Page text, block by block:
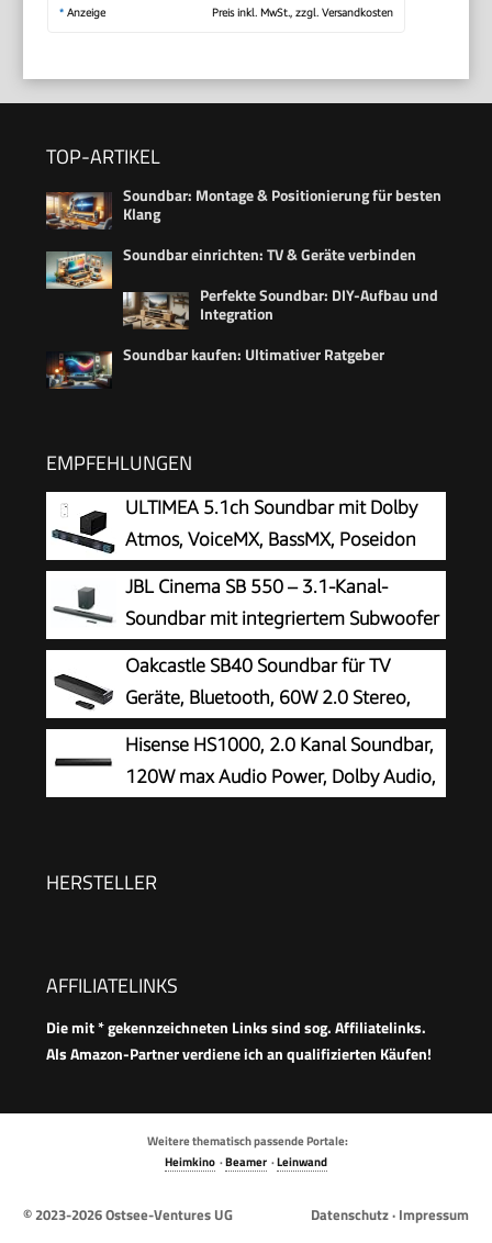
* Anzeige Preis inkl. MwSt., zzgl. Versandkosten
TOP-ARTIKEL
Soundbar: Montage & Positionierung für besten
Klang
Soundbar einrichten: TV & Geräte verbinden
Perfekte Soundbar: DIY-Aufbau und
Integration
Soundbar kaufen: Ultimativer Ratgeber
EMPFEHLUNGEN
ULTIMEA 5.1ch Soundbar mit Dolby
Atmos, VoiceMX, BassMX, Poseidon
M60 Boom
JBL Cinema SB 550 – 3.1-Kanal-
Soundbar mit integriertem Subwoofer
für Heimkino Sound-System – Mit
Bluetooth-Musik-Streaming und Dolby Audio –
Schwarz
Oakcastle SB40 Soundbar für TV
Geräte, Bluetooth, 60W 2.0 Stereo,
HDMI ARC
Hisense HS1000, 2.0 Kanal Soundbar,
120W max Audio Power, Dolby Audio,
HERSTELLER
AFFILIATELINKS
Die mit * gekennzeichneten Links sind sog. Affiliatelinks.
Als Amazon-Partner verdiene ich an qualifizierten Käufen!
Weitere thematisch passende Portale:
Heimkino ·Beamer ·Leinwand
© 2023-2026Ostsee-Ventures UG Datenschutz· Impressum